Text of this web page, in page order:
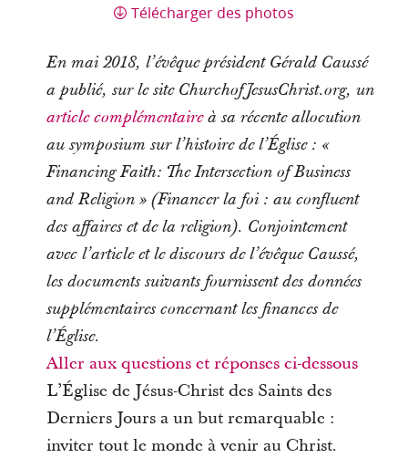
Télécharger des photos
En mai 2018, l’évêque président Gérald Caussé
a publié, sur le site ChurchofJesusChrist.org, un
article complémentaireà sa récente allocution
au symposium sur l’histoire de l’Église : «
Financing Faith: The Intersection of Business
and Religion » (Financer la foi : au confluent
des affaires et de la religion). Conjointement
avec l’article et le discours de l’évêque Caussé,
les documents suivants fournissent des données
supplémentaires concernant les finances de
l’Église.
Aller aux questions et réponses ci-dessous
L’Église de Jésus-Christ des Saints des
Derniers Jours a un but remarquable :
inviter tout le monde à venir au Christ.